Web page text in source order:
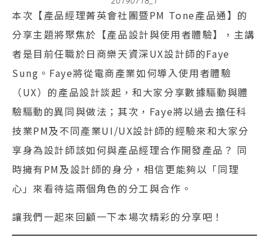
本次【產品經理菁英會社團暨PM Tone產品通】的
分享主題將聚焦於【產品設計與使用者體驗】，主講
者是目前任職於日商樂天資深UX設計師的Faye
Sung。Faye將從電商產業如何導入使用者體驗
（UX）的產品設計談起，和大家分享數據驅動與體
驗驅動的異同與做法；其次，Faye將以過去擔任科
技業PM及不同產業UI/UX設計師的經驗來和大家分
享身為設計師該如何與產品經理合作開發產品？ 同
時擁有PM及設計師的身分，相信更能夠以「同理
心」來看待這兩個角色的分工與合作。
讓我們一起來回顧一下本場次精彩的分享吧！